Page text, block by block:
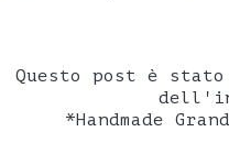
Questo post è
*Handmade